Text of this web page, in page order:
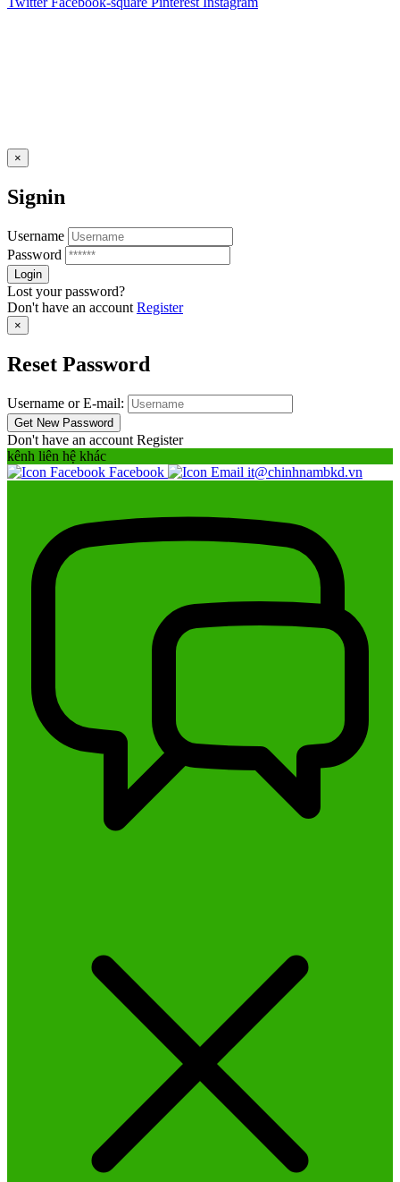
×
Signin
Username
Password
Lost your password?
Don't have an account Register
×
Reset Password
Username or E-mail:
Don't have an account Register
kênh liên hệ khác
Facebook
it@chinhnambkd.vn